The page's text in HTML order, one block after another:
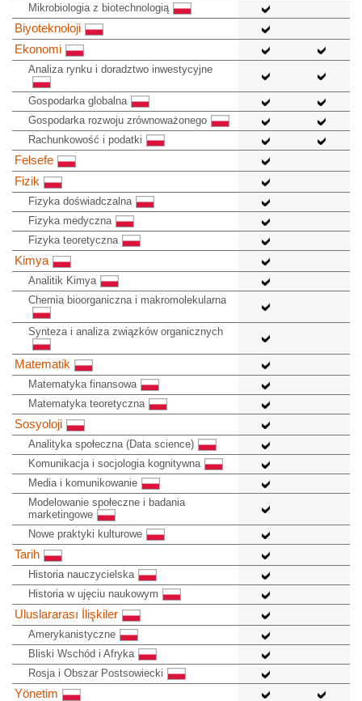
Mikrobiologia z biotechnologią
Biyoteknoloji
Ekonomi
Analiza rynku i doradztwo inwestycyjne
Gospodarka globalna
Gospodarka rozwoju zrównoważonego
Rachunkowość i podatki
Felsefe
Fizik
Fizyka doświadczalna
Fizyka medyczna
Fizyka teoretyczna
Kimya
Analitik Kimya
Chemia bioorganiczna i makromolekularna
Synteza i analiza związków organicznych
Matematik
Matematyka finansowa
Matematyka teoretyczna
Sosyoloji
Analityka społeczna (Data science)
Komunikacja i socjologia kognitywna
Media i komunikowanie
Modelowanie społeczne i badania
marketingowe
Nowe praktyki kulturowe
Tarih
Historia nauczycielska
Historia w ujęciu naukowym
Uluslararası İlişkiler
Amerykanistyczne
Bliski Wschód i Afryka
Rosja i Obszar Postsowiecki
Yönetim